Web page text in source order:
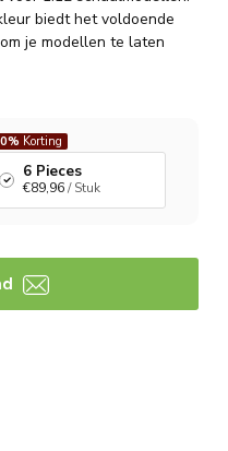
biedt het voldoende
je modellen te laten
Korting
6 Pieces
€89,96 / Stuk